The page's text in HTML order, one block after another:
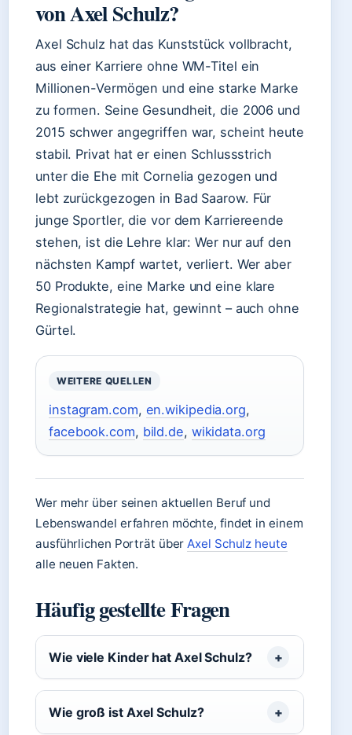
von Axel Schulz?
Axel Schulz hat das Kunststück vollbracht,
aus einer Karriere ohne WM-Titel ein
Millionen-Vermögen und eine starke Marke
zu formen. Seine Gesundheit, die 2006 und
2015 schwer angegriffen war, scheint heute
stabil. Privat hat er einen Schlussstrich
unter die Ehe mit Cornelia gezogen und
lebt zurückgezogen in Bad Saarow. Für
junge Sportler, die vor dem Karriereende
stehen, ist die Lehre klar: Wer nur auf den
nächsten Kampf wartet, verliert. Wer aber
50 Produkte, eine Marke und eine klare
Regionalstrategie hat, gewinnt – auch ohne
Gürtel.
WEITERE QUELLEN
instagram.com, en.wikipedia.org,
facebook.com, bild.de, wikidata.org
Wer mehr über seinen aktuellen Beruf und
Lebenswandel erfahren möchte, findet in einem
ausführlichen Porträt über Axel Schulz heute
alle neuen Fakten.
Häufig gestellte Fragen
Wie viele Kinder hat Axel Schulz?
Wie groß ist Axel Schulz?